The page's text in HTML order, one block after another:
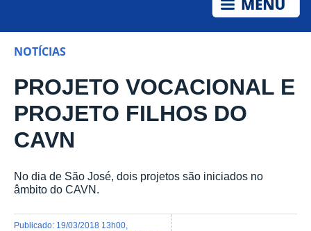
NOTÍCIAS
PROJETO VOCACIONAL E
PROJETO FILHOS DO
CAVN
No dia de São José, dois projetos são iniciados no
âmbito do CAVN.
publicado: 19/03/2018 13h00